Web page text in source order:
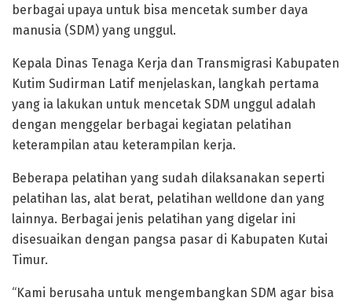
berbagai upaya untuk bisa mencetak sumber daya
manusia (SDM) yang unggul.
Kepala Dinas Tenaga Kerja dan Transmigrasi Kabupaten
Kutim Sudirman Latif menjelaskan, langkah pertama
yang ia lakukan untuk mencetak SDM unggul adalah
dengan menggelar berbagai kegiatan pelatihan
keterampilan atau keterampilan kerja.
Beberapa pelatihan yang sudah dilaksanakan seperti
pelatihan las, alat berat, pelatihan welldone dan yang
lainnya. Berbagai jenis pelatihan yang digelar ini
disesuaikan dengan pangsa pasar di Kabupaten Kutai
Timur.
“Kami berusaha untuk mengembangkan SDM agar bisa